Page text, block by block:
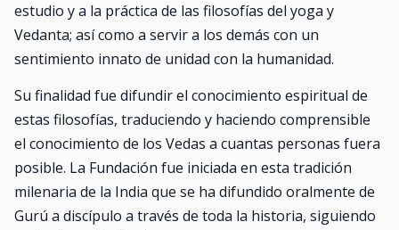
estudio y a la práctica de las filosofías del yoga y
Vedanta; así como a servir a los demás con un
sentimiento innato de unidad con la humanidad.
Su finalidad fue difundir el conocimiento espiritual de
estas filosofías, traduciendo y haciendo comprensible
el conocimiento de los Vedas a cuantas personas fuera
posible. La Fundación fue iniciada en esta tradición
milenaria de la India que se ha difundido oralmente de
Gurú a discípulo a través de toda la historia, siguiendo